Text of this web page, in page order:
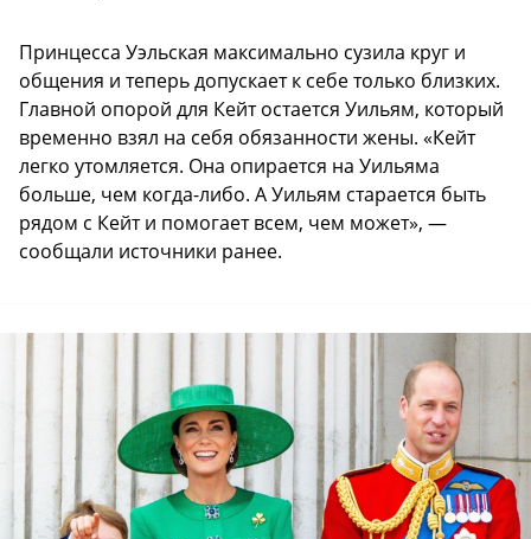
Принцесса Уэльская максимально сузила круг и
общения и теперь допускает к себе только близких.
Главной опорой для Кейт остается Уильям, который
временно взял на себя обязанности жены. «Кейт
легко утомляется. Она опирается на Уильяма
больше, чем когда-либо. А Уильям старается быть
рядом с Кейт и помогает всем, чем может», —
сообщали источники ранее.